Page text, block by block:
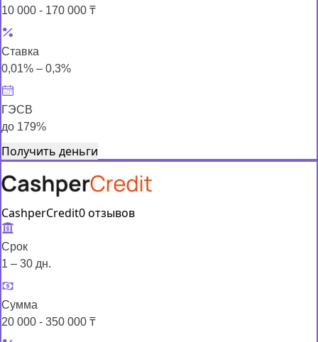
10 000 - 170 000 ₸
Ставка
0,01% – 0,3%
ГЭСВ
до 179%
Получить деньги
CashperCredit0 отзывов
Срок
1 – 30 дн.
Сумма
20 000 - 350 000 ₸